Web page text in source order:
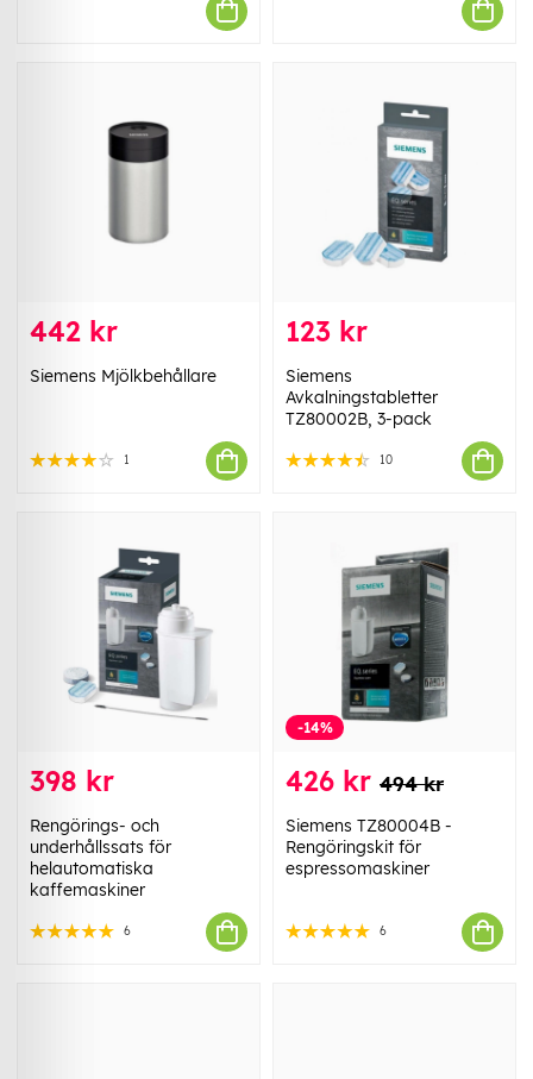
442 kr
Siemens Mjölkbehållare
1
123 kr
Siemens
Avkalningstabletter
TZ80002B, 3-pack
10
398 kr
Rengörings- och
underhållssats för
helautomatiska
kaffemaskiner
6
-14%
426 kr 494 kr
Siemens TZ80004B -
Rengöringskit för
espressomaskiner
6